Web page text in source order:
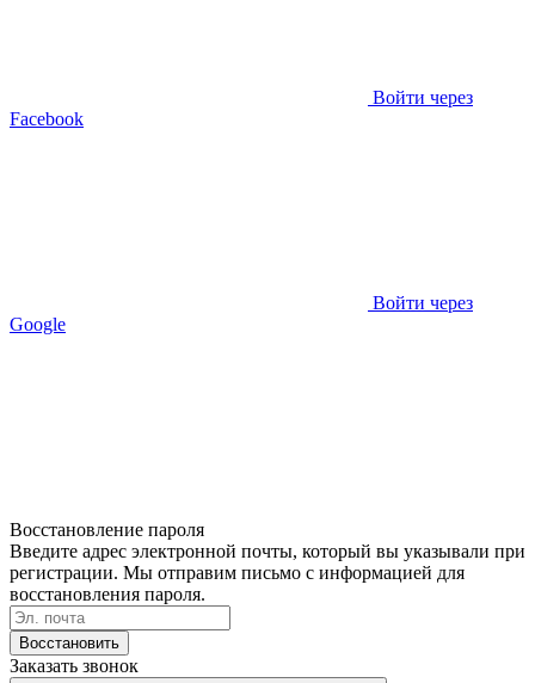
Войти через
Facebook
Войти через
Google
Восстановление пароля
Введите адрес электронной почты, который вы указывали при
регистрации. Мы отправим письмо с информацией для
восстановления пароля.
Восстановить
Заказать звонок